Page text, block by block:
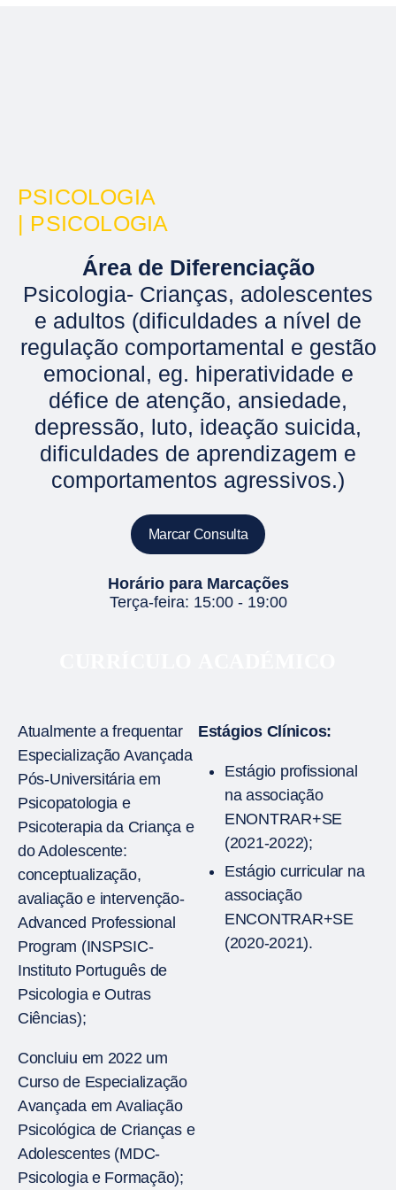
PSICOLOGIA
| PSICOLOGIA
Área de Diferenciação
Psicologia- Crianças, adolescentes
e adultos (dificuldades a nível de
regulação comportamental e gestão
emocional, eg. hiperatividade e
défice de atenção, ansiedade,
depressão, luto, ideação suicida,
dificuldades de aprendizagem e
comportamentos agressivos.)
Marcar Consulta
Horário para Marcações
Terça-feira: 15:00 - 19:00
Atualmente a frequentar
Especialização Avançada
Pós-Universitária em
Psicopatologia e
Psicoterapia da Criança e
do Adolescente:
conceptualização,
avaliação e intervenção-
Advanced Professional
Program (INSPSIC-
Instituto Português de
Psicologia e Outras
Ciências);
Concluiu em 2022 um
Curso de Especialização
Avançada em Avaliação
Psicológica de Crianças e
Adolescentes (MDC-
Psicologia e Formação);
Estágios Clínicos:
Estágio profissional
na associação
ENONTRAR+SE
(2021-2022);
Estágio curricular na
associação
ENCONTRAR+SE
(2020-2021).